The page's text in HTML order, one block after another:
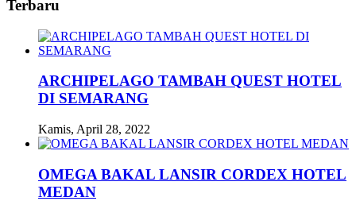
Terbaru
ARCHIPELAGO TAMBAH QUEST HOTEL
DI SEMARANG
Kamis, April 28, 2022
OMEGA BAKAL LANSIR CORDEX HOTEL
MEDAN